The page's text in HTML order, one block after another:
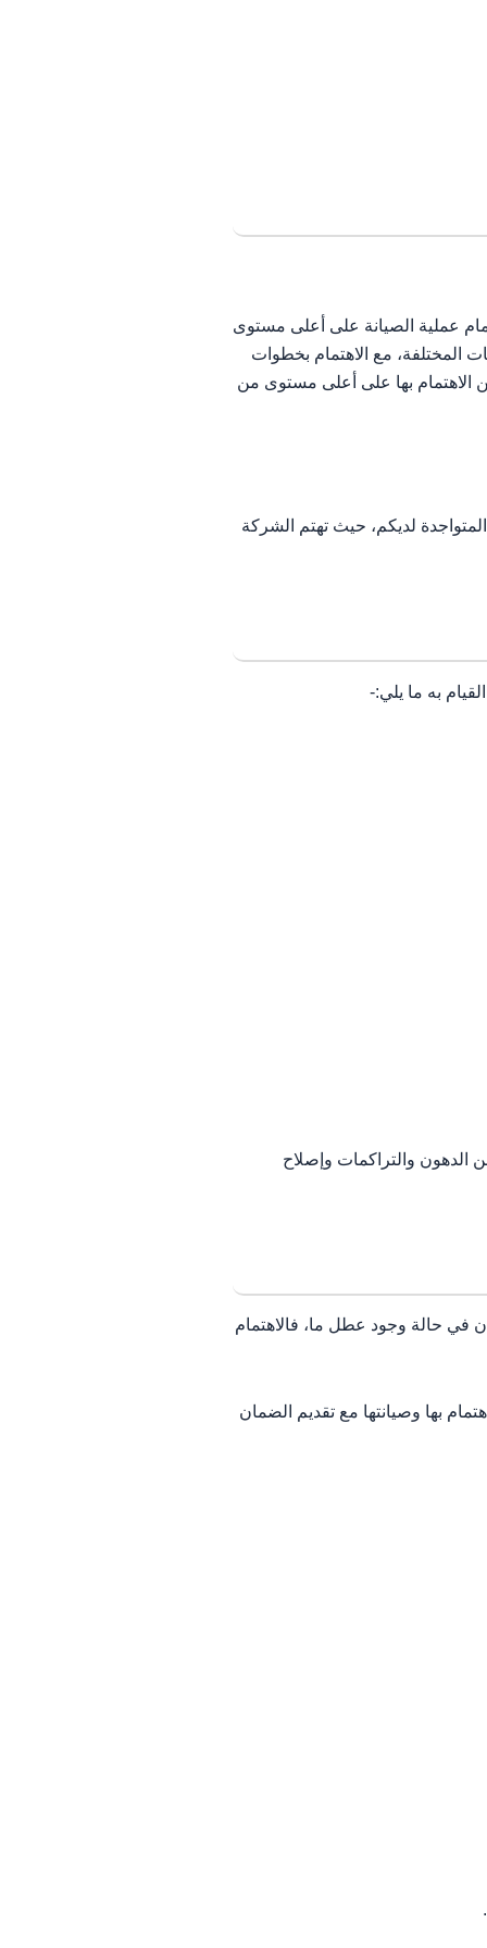
عملية الصيانة على أعلى مستوى
المختلفة، مع الاهتمام بخطوات
الاهتمام بها على أعلى مستوى من
لديكم، حيث تهتم الشركة
به ما يلي:-
من الدهون والتراكمات وإصلاح
في حالة وجود عطل ما، فالاهتمام
بها وصيانتها مع تقديم الضمان